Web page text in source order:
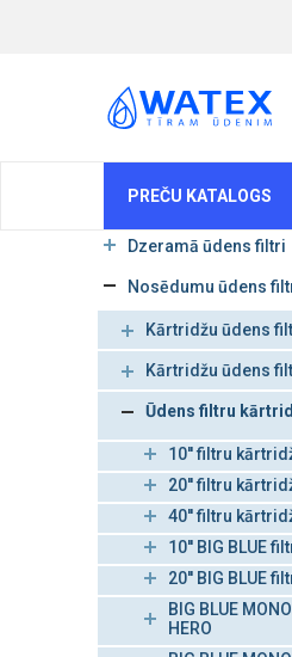
PREČU KATALOGS
Dzeramā ūdens filtri
Nosēdumu ūdens
Kārtridžu ūdens
Kārtridžu ūdens
Ūdens filtru
10'' filtru
20'' filtru
40'' filtru
10'' BIG BLUE
20'' BIG BLUE
BIG BLUE
HERO